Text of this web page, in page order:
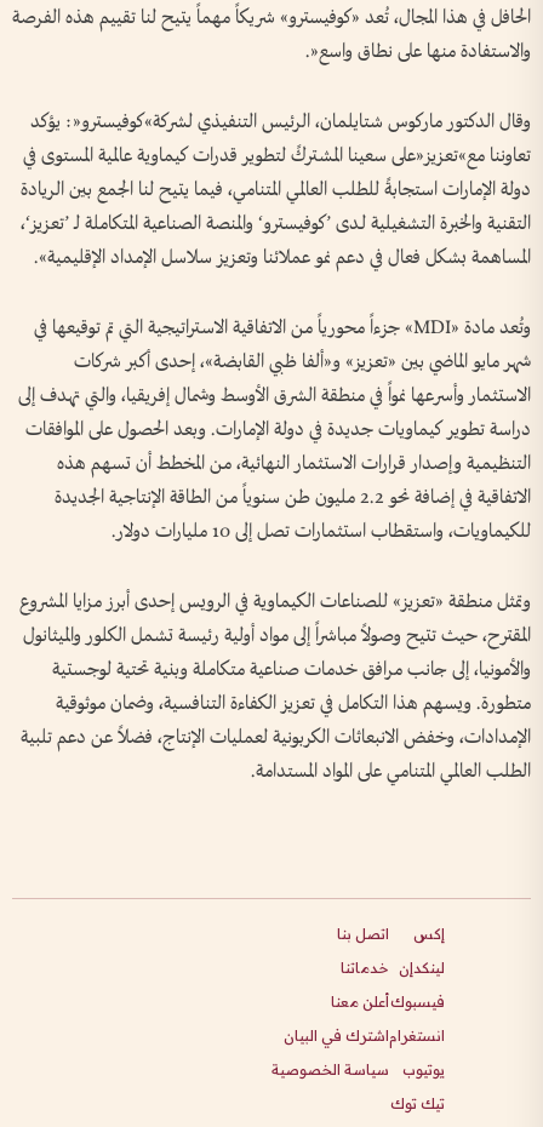
الحافل في هذا المجال، تُعد «كوفيسترو» شريكاً مهماً يتيح لنا تقييم هذه الفرصة
والاستفادة منها على نطاق واسع«.
وقال الدكتور ماركوس شتايلمان، الرئيس التنفيذي لشركة»كوفيسترو«: يؤكد
تعاوننا مع»تعزيز«على سعينا المشتركً لتطوير قدرات كيماوية عالمية المستوى في
دولة الإمارات استجابةً للطلب العالمي المتنامي، فيما يتيح لنا الجمع بين الريادة
التقنية والخبرة التشغيلية لـدى ’كوفيسترو‘ والمنصة الصناعية المتكاملة لـ ’تعزيز‘،
المساهمة بشكل فعال في دعم نمو عملائنا وتعزيز سلاسل الإمداد الإقليمية».
وتُعد مادة «MDI» جزءاً محورياً من الاتفاقية الاستراتيجية التي تم توقيعها في
شهر مايو الماضي بين «تعزيز» و«ألفا ظبي القابضة»، إحدى أكبر شركات
الاستثمار وأسرعها نمواً في منطقة الشرق الأوسط وشمال إفريقيا، والتي تهدف إلى
دراسة تطوير كيماويات جديدة في دولة الإمارات. وبعد الحصول على الموافقات
التنظيمية وإصدار قرارات الاستثمار النهائية، من المخطط أن تسهم هذه
الاتفاقية في إضافة نحو 2.2 مليون طن سنوياً من الطاقة الإنتاجية الجديدة
للكيماويات، واستقطاب استثمارات تصل إلى 10 مليارات دولار.
وتمثل منطقة «تعزيز» للصناعات الكيماوية في الرويس إحدى أبرز مزايا المشروع
المقترح، حيث تتيح وصولاً مباشراً إلى مواد أولية رئيسة تشمل الكلور والميثانول
والأمونيا، إلى جانب مرافق خدمات صناعية متكاملة وبنية تحتية لوجستية
متطورة. ويسهم هذا التكامل في تعزيز الكفاءة التنافسية، وضمان موثوقية
الإمدادات، وخفض الانبعاثات الكربونية لعمليات الإنتاج، فضلاً عن دعم تلبية
الطلب العالمي المتنامي على المواد المستدامة.
إكس
لينكدإن
فيسبوك
انستغرام
يوتيوب
تيك توك
اتصل بنا
خدماتنا
أعلن معنا
اشترك في البيان
سياسة الخصوصية